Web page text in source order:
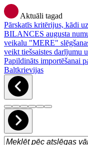
Aktuāli tagad
Pārskatīs kritērijus, kādi
BILANCES augusta
veikalu "MERE"
veikt tiešsaistes darījumu
Papildināts importēšanai
Baltkrievijas